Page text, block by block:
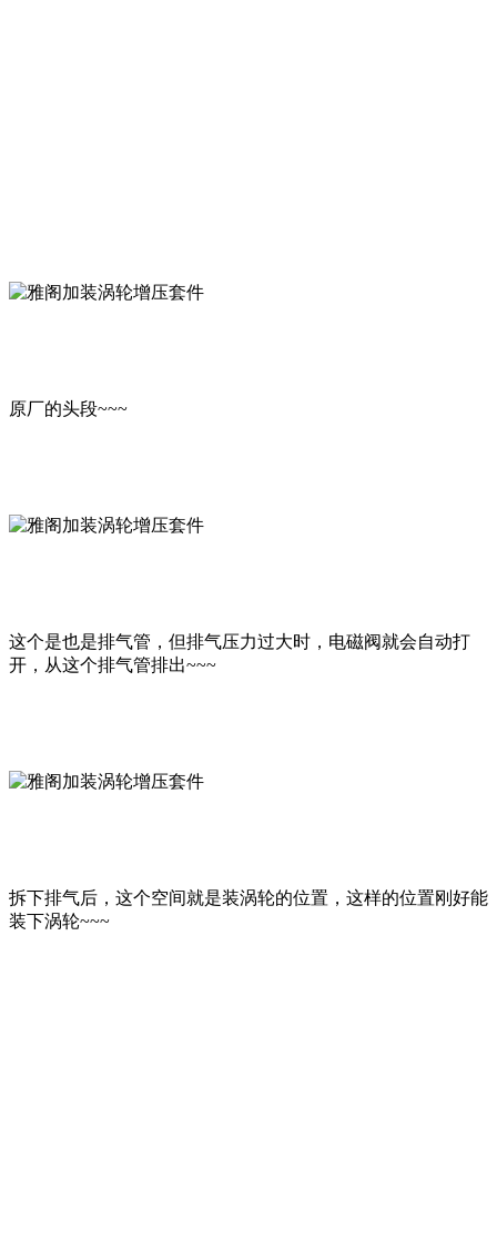
原厂的头段~~~
这个是也是排气管，但排气压力过大时，电磁阀就会自动打
开，从这个排气管排出~~~
拆下排气后，这个空间就是装涡轮的位置，这样的位置刚好能
装下涡轮~~~